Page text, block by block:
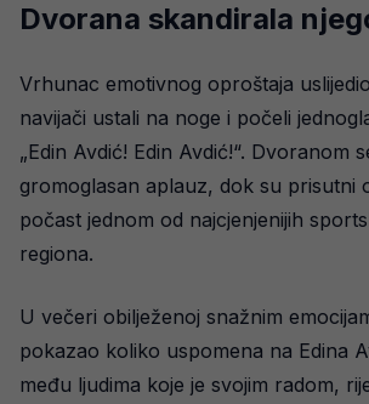
Dvorana skandirala
Vrhunac emotivnog oproštaja
navijači ustali na noge i počeli
„Edin Avdić! Edin Avdić!“. Dvoranom
gromoglasan aplauz, dok su prisutni
počast jednom od najcjenjenijih
regiona.
U večeri obilježenoj snažnim
pokazao koliko uspomena na Edina
među ljudima koje je svojim radom,